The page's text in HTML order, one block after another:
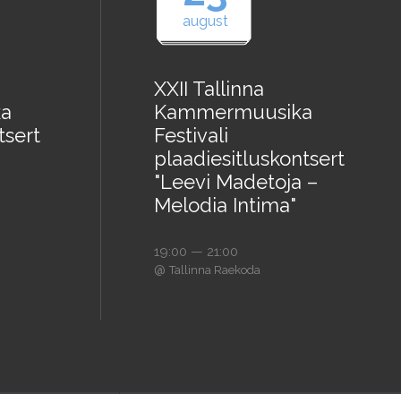
august
XXII Tallinna
Kammermuusika
Festivali
plaadiesitluskontsert
"Leevi Madetoja –
Melodia Intima"
19:00 — 21:00
@ Tallinna Raekoda